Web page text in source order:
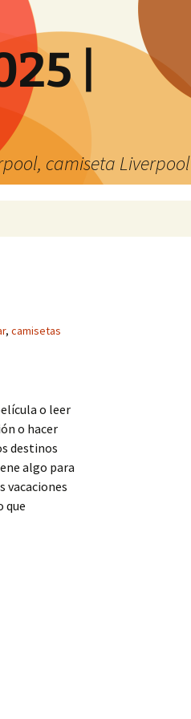
|
camiseta Liverpool
, camisetas
o leer
o hacer
destinos
algo para
vacaciones
que